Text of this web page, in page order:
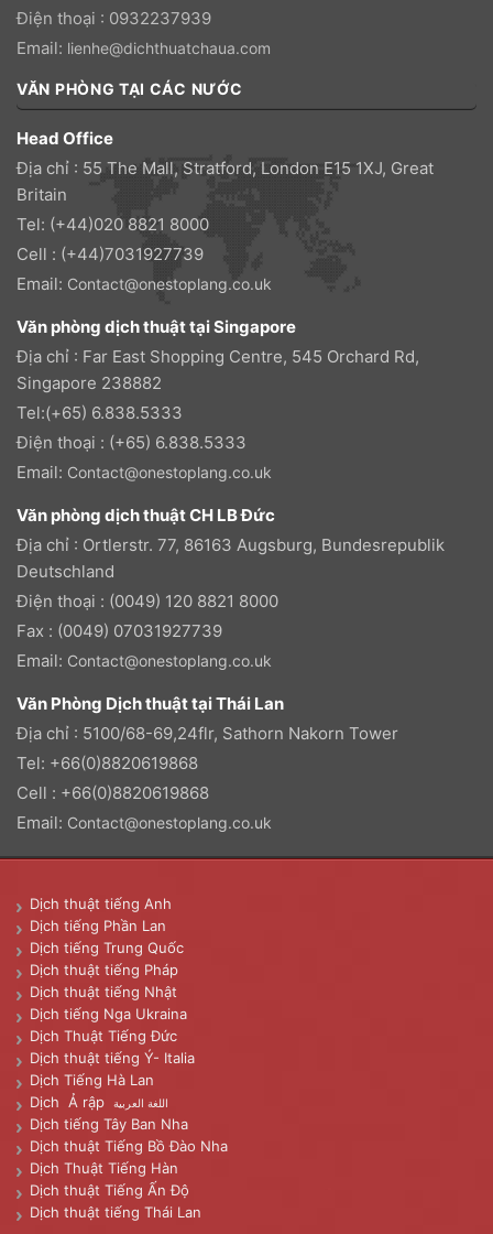
Điện thoại : 0932237939
Email: lienhe@dichthuatchaua.com
VĂN PHÒNG TẠI CÁC NƯỚC
Head Office
Địa chỉ : 55 The Mall, Stratford, London E15 1XJ, Great
Britain
Tel: (+44)020 8821 8000
Cell : (+44)7031927739
Email: Contact@onestoplang.co.uk
Văn phòng dịch thuật tại Singapore
Địa chỉ : Far East Shopping Centre, 545 Orchard Rd,
Singapore 238882
Tel:(+65) 6.838.5333
Điện thoại : (+65) 6.838.5333
Email: Contact@onestoplang.co.uk
Văn phòng dịch thuật CH LB Đức
Địa chỉ : Ortlerstr. 77, 86163 Augsburg, Bundesrepublik
Deutschland
Điện thoại : (0049) 120 8821 8000
Fax : (0049) 07031927739
Email: Contact@onestoplang.co.uk
Văn Phòng Dịch thuật tại Thái Lan
Địa chỉ : 5100/68-69,24flr, Sathorn Nakorn Tower
Tel: +66(0)8820619868
Cell : +66(0)8820619868
Email: Contact@onestoplang.co.uk
Dịch thuật tiếng Anh
Dịch tiếng Phần Lan
Dịch tiếng Trung Quốc
Dịch thuật tiếng Pháp
Dịch thuật tiếng Nhật
Dịch tiếng Nga Ukraina
Dịch Thuật Tiếng Đức
Dịch thuật tiếng Ý- Italia
Dịch Tiếng Hà Lan
Dịch Ả rập
اللغة العربية
Dịch tiếng Tây Ban Nha
Dịch thuật Tiếng Bồ Đào Nha
Dịch Thuật Tiếng Hàn
Dịch thuật Tiếng Ấn Độ
Dịch thuật tiếng Thái Lan